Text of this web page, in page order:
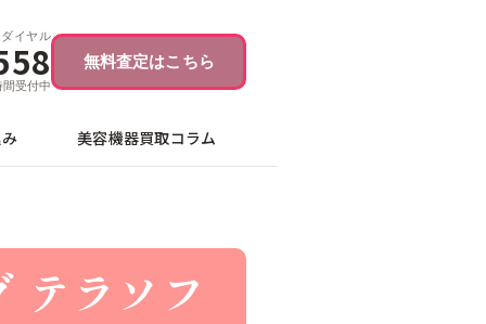
イヤル
間受付中
無料査定はこちら
美容機器買取コラム
テラソフ